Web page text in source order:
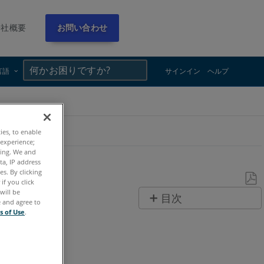
概要 お問い合わせ
語 サインイン ヘルプ
と
目次
to enable
We and
IP address
By clicking
if you click
be
and agree to
of Use.